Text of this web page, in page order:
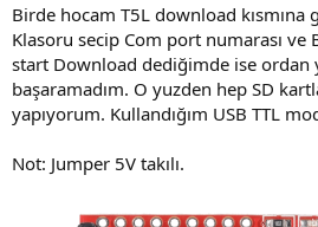
Birde hocam T5L download kısmına
Klasoru secip Com port numarası ve
start Download dediğimde ise ordan
başaramadım. O yuzden hep SD
yapıyorum. Kullandığım USB TTL
Not: Jumper 5V takılı.